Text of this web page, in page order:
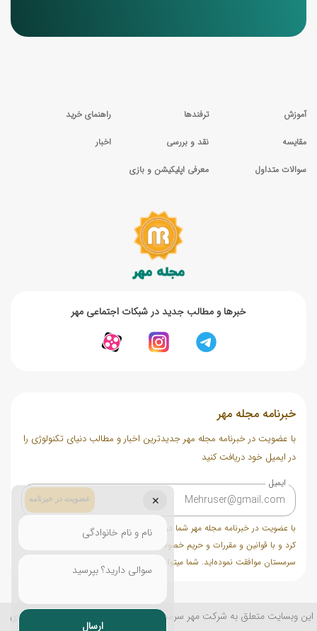
آموزش ترفندها راهنمای خرید
مقایسه نقد و بررسی اخبار
سوالات متداول معرفی اپلیکیشن و بازی
خبر‌ها و مطالب جدید در شبکات اجتماعی مهر
خبرنامه مجله مهر
با عضویت در خبرنامه مجله مهر جدیدترین اخبار و مطالب دنیای تکنولوژی را
در ایمیل خود دریافت کنید
ایمیل
عضویت در خبرنامه
با عضویت در خبرنامه مجله مهر شما در ایمیل خود مطالب مختلف دریافت خواهید
کرد و با قوانین و مقررات و حریم خصوصی سایت شرکت خدماتی تجاری مهر
سرمستان موافقت نموده‌اید. شما میتوانید در هر زمان عضویت خود را لغو کنید.
این وبسایت متعلق به شرکت مهر سرمستان میباشد و کلیه حقوق مادی و معنوی
✕